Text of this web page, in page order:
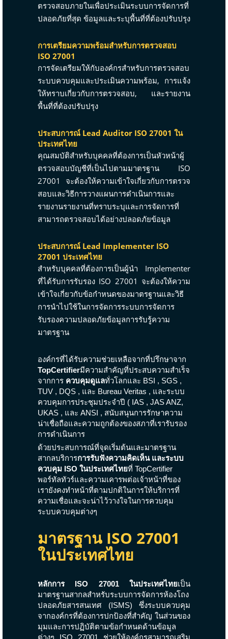
ตรวจสอบภายในเพื่อประเมินระบบการจัดการที่
ปลอดภัยที่สุด ข้อมูลและระบุพื้นที่ที่ต้องปรับปรุง
การเตรียมความพร้อมสำหรับการตรวจสอบ
ISO 27001
การจัดเตรียมให้กับองค์กรสำหรับการตรวจสอบ
ระบบควบคุมและประเมินความพร้อม, การแจ้ง
ให้ทราบเกี่ยวกับการตรวจสอบ, และรายงาน
พื้นที่ที่ต้องปรับปรุง
ประสบการณ์ Lead Auditor ISO 27001 ใน
ประเทศไทย
คุณสมบัติสำหรับบุคคลที่ต้องการเป็นหัวหน้าผู้
ตรวจสอบบัญชีที่เป็นไปตามมาตรฐาน ISO
27001 จะต้องให้ความเข้าใจเกี่ยวกับการตรวจ
สอบและวิธีการวางแผนการดำเนินการและ
รายงานรายงานที่ทราบระบุและการจัดการที่
สามารถตรวจสอบได้อย่างปลอดภัยข้อมูล
ประสบการณ์ Lead Implementer ISO
27001 ประเทศไทย
สำหรับบุคคลที่ต้องการเป็นผู้นำ Implementer
ที่ได้รับการรับรอง ISO 27001 จะต้องให้ความ
เข้าใจเกี่ยวกับข้อกำหนดของมาตรฐานและวิธี
การนำไปใช้ในการจัดการระบบการจัดการ
รับรองความปลอดภัยข้อมูลการรับรู้ความ
มาตรฐาน
องค์กรที่ได้รับความช่วยเหลือจากที่ปรึกษาจาก
TopCertifierมีความสำคัญที่ประสบความสำเร็จ
จากการ ควบคุมดูแลทั่วโลกและ BSI , SGS ,
TUV , DQS , และ Bureau Veritas , และระบบ
ควบคุมการประชุมประจำปี ( IAS , JAS ANZ,
UKAS , และ ANSI , สนับสนุนการรักษาความ
น่าเชื่อถือและความถูกต้องของสภาที่เรารับรอง
การดำเนินการ
ด้วยประสบการณ์ที่จุดเริ่มต้นและมาตรฐาน
สากลบริการการรับฟังความคิดเห็น และระบบ
ควบคุม ISO ในประเทศไทยที่ TopCertifier
พอร์ทัลทัวร์และความเคารพต่อเจ้าหน้าที่ของ
เรายังคงทำหน้าที่ตามปกติในการให้บริการที่
ความเชื่อและจะน่าไว้วางใจในการควบคุม
ระบบควบคุมต่างๆ
มาตรฐาน ISO 27001
ในประเทศไทย
หลักการ ISO 27001 ในประเทศไทยเป็น
มาตรฐานสากลสำหรับระบบการจัดการห้องโถง
ปลอดภัยสารสนเทศ (ISMS) ซึ่งระบบควบคุม
จากองค์กรที่ต้องการปกป้องที่สำคัญ ในส่วนของ
มุมและการปฏิบัติตามข้อกำหนดด้านข้อมูล
ต่างๆ ISO 27001 ช่วยให้องค์กรสามารถเสริม